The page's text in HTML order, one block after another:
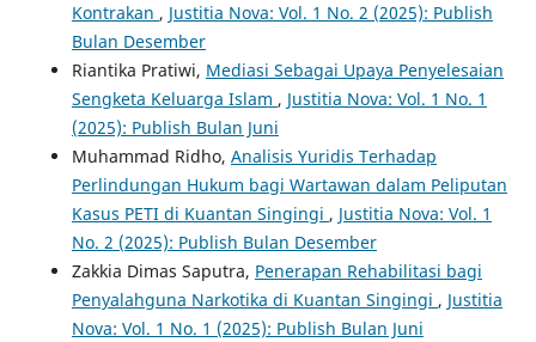
Kontrakan , Justitia Nova: Vol. 1 No. 2 (2025): Publish
Bulan Desember
Riantika Pratiwi, Mediasi Sebagai Upaya Penyelesaian
Sengketa Keluarga Islam , Justitia Nova: Vol. 1 No. 1
(2025): Publish Bulan Juni
Muhammad Ridho, Analisis Yuridis Terhadap
Perlindungan Hukum bagi Wartawan dalam Peliputan
Kasus PETI di Kuantan Singingi , Justitia Nova: Vol. 1
No. 2 (2025): Publish Bulan Desember
Zakkia Dimas Saputra, Penerapan Rehabilitasi bagi
Penyalahguna Narkotika di Kuantan Singingi , Justitia
Nova: Vol. 1 No. 1 (2025): Publish Bulan Juni